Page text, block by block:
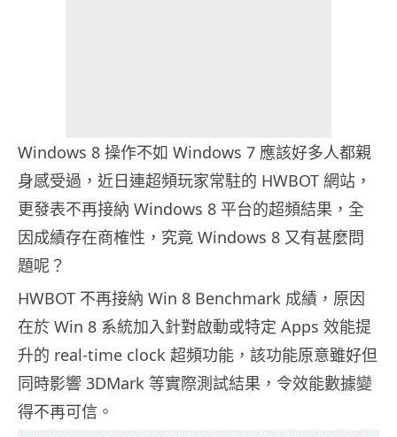
Windows 8 操作不如 Windows 7 應該好多人都親
身感受過，近日連超頻玩家常駐的 HWBOT 網站，
更發表不再接納 Windows 8 平台的超頻結果，全
因成績存在商榷性，究竟 Windows 8 又有甚麼問
題呢？
HWBOT 不再接納 Win 8 Benchmark 成績，原因
在於 Win 8 系統加入針對啟動或特定 Apps 效能提
升的 real-time clock 超頻功能，該功能原意雖好但
同時影響 3DMark 等實際測試結果，令效能數據變
得不再可信。